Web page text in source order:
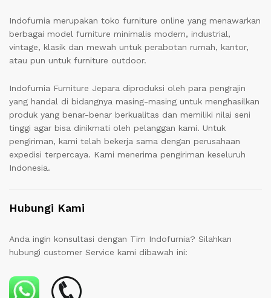
Indofurnia merupakan toko furniture online yang menawarkan
berbagai model furniture minimalis modern, industrial,
vintage, klasik dan mewah untuk perabotan rumah, kantor,
atau pun untuk furniture outdoor.
Indofurnia Furniture Jepara diproduksi oleh para pengrajin
yang handal di bidangnya masing-masing untuk menghasilkan
produk yang benar-benar berkualitas dan memiliki nilai seni
tinggi agar bisa dinikmati oleh pelanggan kami. Untuk
pengiriman, kami telah bekerja sama dengan perusahaan
expedisi terpercaya. Kami menerima pengiriman keseluruh
Indonesia.
Hubungi Kami
Anda ingin konsultasi dengan Tim Indofurnia? Silahkan
hubungi customer Service kami dibawah ini: